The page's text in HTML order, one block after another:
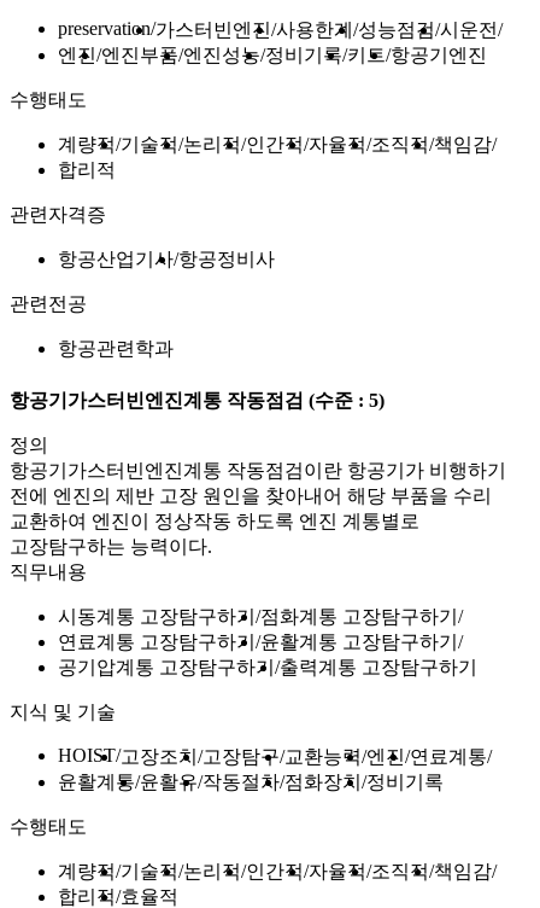
preservation 가스터빈엔진 사용한계 성능점검 시운전
엔진 엔진부품 엔진성능 정비기록 키트 항공기엔진
수행태도
계량적 기술적 논리적 인간적 자율적 조직적 책임감
합리적
관련자격증
항공산업기사 항공정비사
관련전공
항공관련학과
항공기가스터빈엔진계통 작동점검 (수준 : 5)
정의
항공기가스터빈엔진계통 작동점검이란 항공기가 비행하기
전에 엔진의 제반 고장 원인을 찾아내어 해당 부품을 수리
교환하여 엔진이 정상작동 하도록 엔진 계통별로
고장탐구하는 능력이다.
직무내용
시동계통 고장탐구하기
점화계통 고장탐구하기
연료계통 고장탐구하기
윤활계통 고장탐구하기
공기압계통 고장탐구하기
출력계통 고장탐구하기
지식 및 기술
HOIST 고장조치 고장탐구 교환능력 엔진 연료계통
윤활계통 윤활유 작동절차 점화장치 정비기록
수행태도
계량적 기술적 논리적 인간적 자율적 조직적 책임감
합리적 효율적